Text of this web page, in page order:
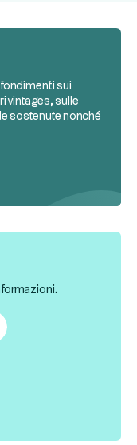
sui
vintages, sulle
sostenute nonché